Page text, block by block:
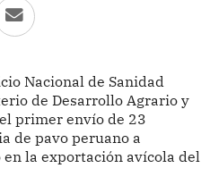
Nacional de Sanidad
de Desarrollo Agrario y
primer envío de 23
de pavo peruano a
la exportación avícola del